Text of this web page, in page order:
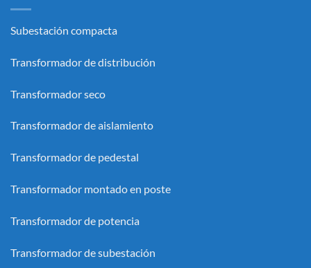
Subestación compacta
Transformador de distribución
Transformador seco
Transformador de aislamiento
Transformador de pedestal
Transformador montado en poste
Transformador de potencia
Transformador de subestación